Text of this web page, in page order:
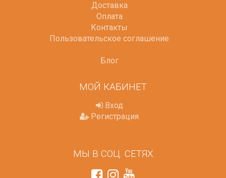
Доставка
Оплата
Контакты
Пользовательское соглашение
Блог
МОЙ КАБИНЕТ
Вход
Регистрация
МЫ В СОЦ. СЕТЯХ